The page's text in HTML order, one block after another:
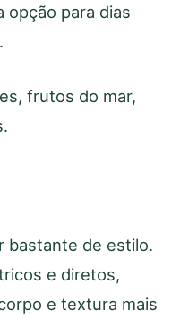
opção para dias
frutos do mar,
bastante de estilo.
e diretos,
e textura mais